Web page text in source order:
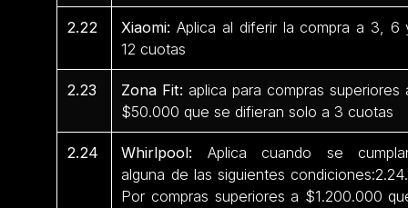
2.22 Xiaomi: Aplica al diferir la compra a 3, 6
12 cuotas
2.23 Zona Fit: aplica para compras superiores
$50.000 que se difieran solo a 3 cuotas
2.24 Whirlpool: Aplica cuando se
alguna de las siguientes
Por compras superiores a $1.200.000